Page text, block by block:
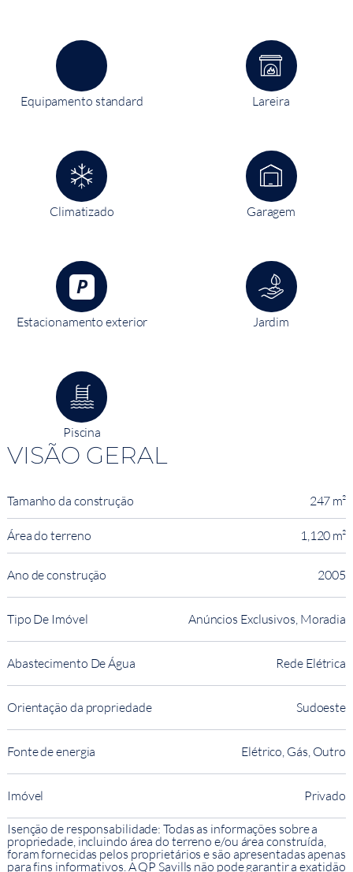
Equipamento standard Lareira
Climatizado Garagem
Estacionamento exterior Jardim
Piscina
VISÃO GERAL
Tamanho da construção 247 m²
Área do terreno 1,120 m²
Ano de construção 2005
Tipo De Imóvel Anúncios Exclusivos, Moradia
Abastecimento De Água Rede Elétrica
Orientação da propriedade Sudoeste
Fonte de energia Elétrico, Gás, Outro
Imóvel Privado
Isenção de responsabilidade: Todas as informações sobre a
propriedade, incluindo área do terreno e/ou área construída,
foram fornecidas pelos proprietários e são apresentadas apenas
para fins informativos. A QP Savills não pode garantir a exatidão